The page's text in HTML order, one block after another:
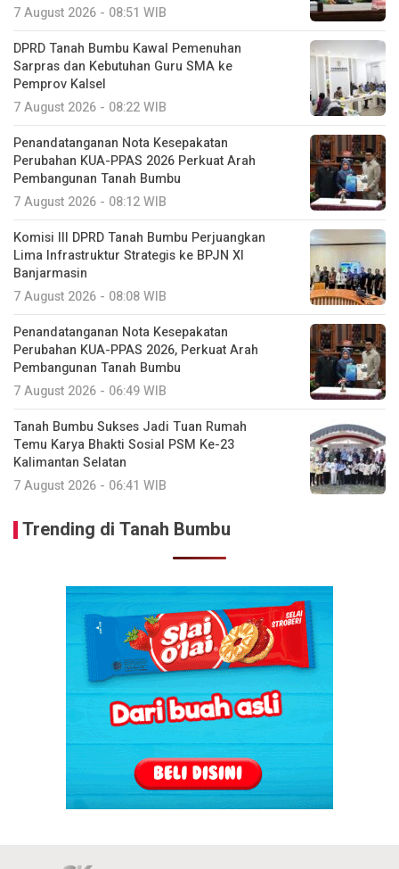
7 August 2026 - 08:51 WIB
DPRD Tanah Bumbu Kawal Pemenuhan
Sarpras dan Kebutuhan Guru SMA ke
Pemprov Kalsel
7 August 2026 - 08:22 WIB
Penandatanganan Nota Kesepakatan
Perubahan KUA-PPAS 2026 Perkuat Arah
Pembangunan Tanah Bumbu
7 August 2026 - 08:12 WIB
Komisi III DPRD Tanah Bumbu Perjuangkan
Lima Infrastruktur Strategis ke BPJN XI
Banjarmasin
7 August 2026 - 08:08 WIB
Penandatanganan Nota Kesepakatan
Perubahan KUA-PPAS 2026, Perkuat Arah
Pembangunan Tanah Bumbu
7 August 2026 - 06:49 WIB
Tanah Bumbu Sukses Jadi Tuan Rumah
Temu Karya Bhakti Sosial PSM Ke-23
Kalimantan Selatan
7 August 2026 - 06:41 WIB
Trending di Tanah Bumbu